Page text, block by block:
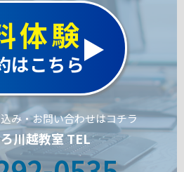
体験
はこちら
み・お問い合わせはコチラ
川越教室 TEL